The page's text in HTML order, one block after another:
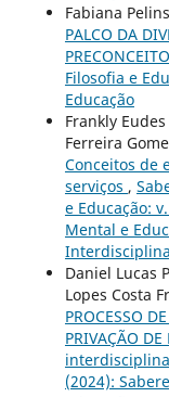
Fabiana
PALCO DA
Filosofia e
Educação
Frankly
Ferreira
Conceitos de
serviços ,
e Educação:
Mental e
Daniel Lucas
Lopes Costa
PROCESSO
PRIVAÇÃO DE
(2024):